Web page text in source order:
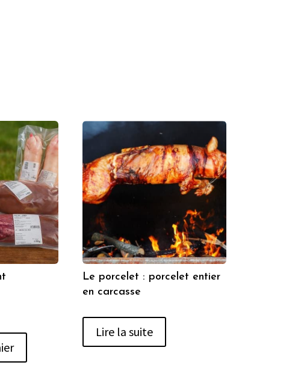
Le porcelet : porcelet entier
en carcasse
Lire la suite